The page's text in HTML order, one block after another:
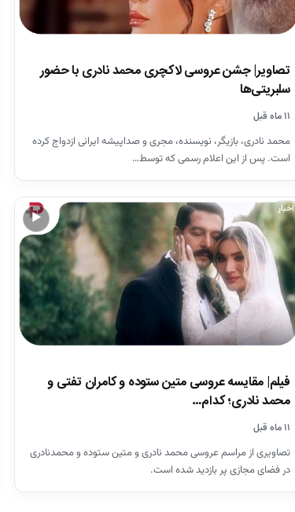
تصاویر| جشن عروسی لاکچری محمد نادری با حضور
سلبریتی‌ها
۱۱ ماه قبل
محمد نادری، بازیگر، نویسنده‌، مجری و صداپیشه ایرانی ازدواج کرده
است. پس از این اعلام رسمی که توسط…
▶
اخبار
فیلم| مقایسه عروسی متین ستوده و کامران تفتی و
محمد نادری؛ کدام…
۱۱ ماه قبل
تصاویری از مراسم عروسی محمد نادری و متین ستوده و محمدنادری
در فضای مجازی پر بازدید شده است.